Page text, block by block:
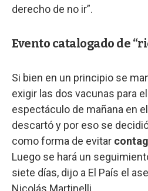
derecho de no ir”.
Evento catalogado de
Si bien en un principio se
exigir las dos vacunas para
espectáculo de mañana en
descartó y por eso se
como forma de evitar
Luego se hará un
siete días, dijo a El País el
Nicolás Martinelli.